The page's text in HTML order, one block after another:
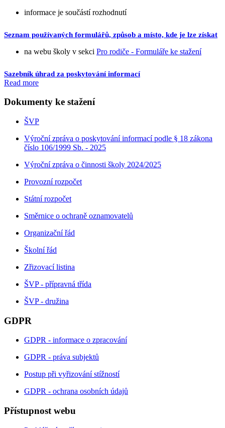
informace je součástí rozhodnutí
Seznam používaných formulářů, způsob a místo, kde je lze získat
na webu školy v sekci Pro rodiče - Formuláře ke stažení
Sazebník úhrad za poskytování informací
Read more
Dokumenty ke stažení
ŠVP
Výroční zpráva o poskytování informací podle § 18 zákona
číslo 106/1999 Sb. - 2025
Výroční zpráva o činnosti školy 2024/2025
Provozní rozpočet
Státní rozpočet
Směrnice o ochraně oznamovatelů
Organizační řád
Školní řád
Zřizovací listina
ŠVP - přípravná třída
ŠVP - družina
GDPR
GDPR - informace o zpracování
GDPR - práva subjektů
Postup při vyřizování stížností
GDPR - ochrana osobních údajů
Přístupnost webu